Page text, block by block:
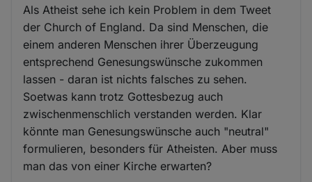
Als Atheist sehe ich kein Problem in dem Tweet
der Church of England. Da sind Menschen, die
einem anderen Menschen ihrer Überzeugung
entsprechend Genesungswünsche zukommen
lassen - daran ist nichts falsches zu sehen.
Soetwas kann trotz Gottesbezug auch
zwischenmenschlich verstanden werden. Klar
könnte man Genesungswünsche auch "neutral"
formulieren, besonders für Atheisten. Aber muss
man das von einer Kirche erwarten?